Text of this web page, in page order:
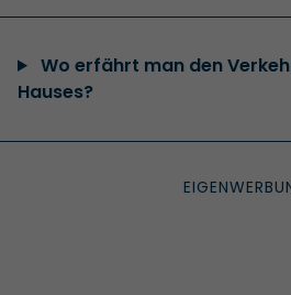
Wo erfährt man den
Hauses?